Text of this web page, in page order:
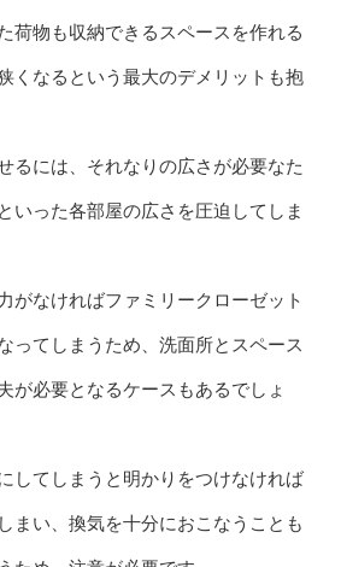
荷物も収納できるスペースを作れる
くなるという最大のデメリットも抱
るには、それなりの広さが必要なた
いった各部屋の広さを圧迫してしま
がなければファミリークローゼット
ってしまうため、洗面所とスペース
が必要となるケースもあるでしょ
してしまうと明かりをつけなければ
まい、換気を十分におこなうことも